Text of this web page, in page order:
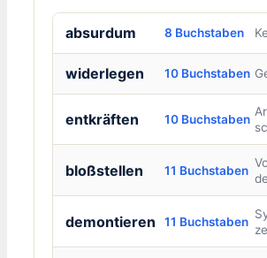
absurdum 8 Buchstaben
widerlegen 10 Buchstaben
entkräften 10 Buchstaben
bloßstellen 11 Buchstaben
demontieren 11 Buchstaben